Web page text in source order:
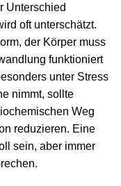
Unterschied
oft unterschätzt.
der Körper muss
funktioniert
unter Stress
nimmt, sollte
Weg
reduzieren. Eine
sein, aber immer